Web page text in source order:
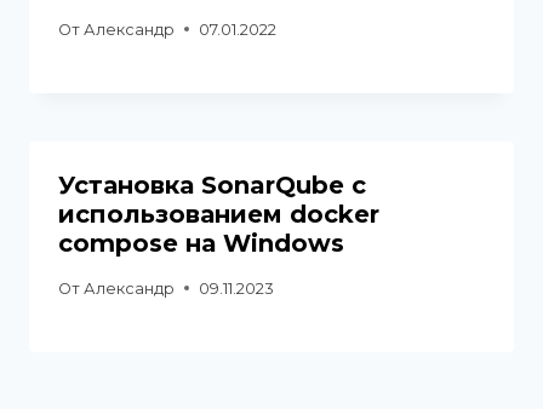
От Александр 07.01.2022
Установка SonarQube с
использованием docker
compose на Windows
От Александр 09.11.2023